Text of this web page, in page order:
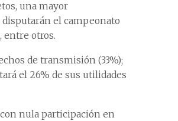
una mayor
disputarán el campeonato
entre otros.
de transmisión (33%);
el 26% de sus utilidades
nula participación en